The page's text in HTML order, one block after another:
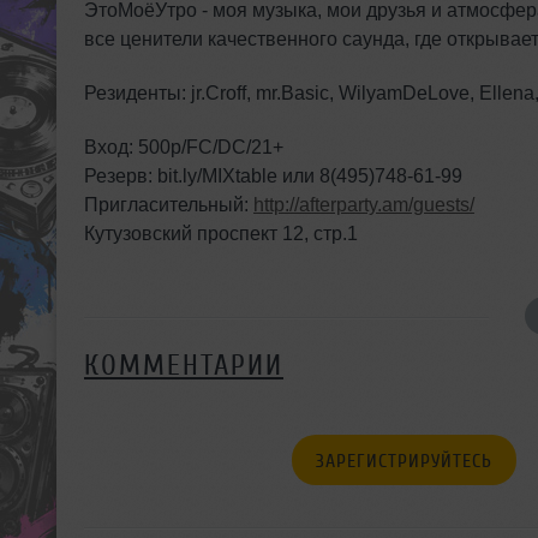
ЭтоМоёУтро - моя музыка, мои друзья и
все ценители качественного саунда, где
Резиденты: jr.Croff, mr.Basic, WilyamDeLove,
Вход: 500р/FC/DC/21+
Резерв: bit.ly/MIXtable или 8(495)748-61-99
Пригласительный: http://afterparty.am/guests/
Кутузовский проспект 12, стр.1
КОММЕНТАРИИ
ЗАРЕГИСТРИРУЙТЕСЬ